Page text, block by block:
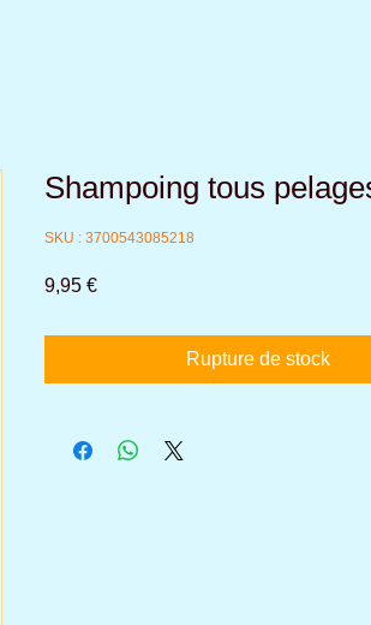
Shampoing tous
SKU : 3700543085218
9,95 €Prix
Rupture de stock